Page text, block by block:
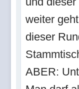
weiter
dieser
ABER: